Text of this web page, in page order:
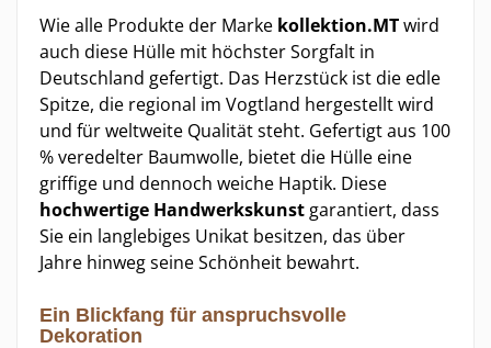
Wie alle Produkte der Marke kollektion.MTwird
auch diese Hülle mit höchster Sorgfalt in
Deutschland gefertigt. Das Herzstück ist die edle
Spitze, die regional im Vogtland hergestellt wird
und für weltweite Qualität steht. Gefertigt aus 100
% veredelter Baumwolle, bietet die Hülle eine
griffige und dennoch weiche Haptik. Diese
hochwertige Handwerkskunst garantiert, dass
Sie ein langlebiges Unikat besitzen, das über
Jahre hinweg seine Schönheit bewahrt.
Ein Blickfang für anspruchsvolle
Dekoration